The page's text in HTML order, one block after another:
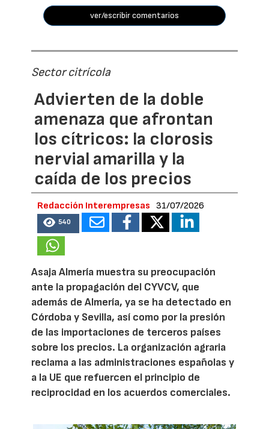
ver/escribir comentarios
Sector citrícola
Advierten de la doble
amenaza que afrontan
los cítricos: la clorosis
nervial amarilla y la
caída de los precios
Redacción Interempresas 31/07/2026
540
Asaja Almería muestra su preocupación
ante la propagación del CYVCV, que
además de Almería, ya se ha detectado en
Córdoba y Sevilla, así como por la presión
de las importaciones de terceros países
sobre los precios. La organización agraria
reclama a las administraciones españolas y
a la UE que refuercen el principio de
reciprocidad en los acuerdos comerciales.